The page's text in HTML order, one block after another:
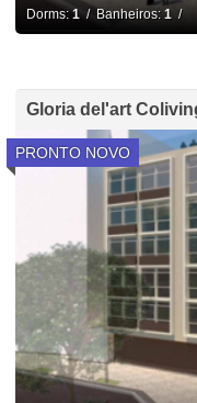
Dorms: 1/ Banheiros: 1/
Gloria del'art
PRONTO NOVO